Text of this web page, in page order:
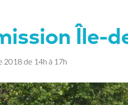
Île-
2018 de 14h à 17h